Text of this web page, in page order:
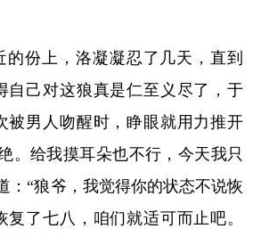
的份上，洛凝凝忍了几天，直到
自己对这狼真是仁至义尽了，于
被男人吻醒时，睁眼就用力推开
。给我摸耳朵也不行，今天我只
：“狼爷，我觉得你的状态不说恢
了七八，咱们就适可而止吧。